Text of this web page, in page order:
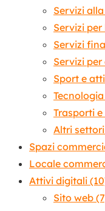
Servizi
Servizi
Servizi
Servizi
Sport e
Trasporti
Altri settori
Spazi
Locale
Attivi digitali
Sito web